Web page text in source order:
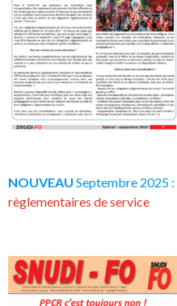
NOUVEAU Septembre 2025 :
règlementaires de service